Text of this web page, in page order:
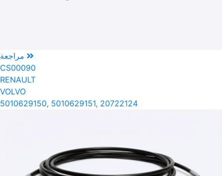
مراجعة
CS00090
RENAULT
VOLVO
5010629150, 5010629151, 20722124